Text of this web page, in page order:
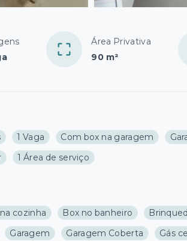
Área Privativa
90 m²
1 Vaga Com box na garagem
1 Área de serviço
cozinha Box no banheiro
Garagem Garagem Coberta Gás